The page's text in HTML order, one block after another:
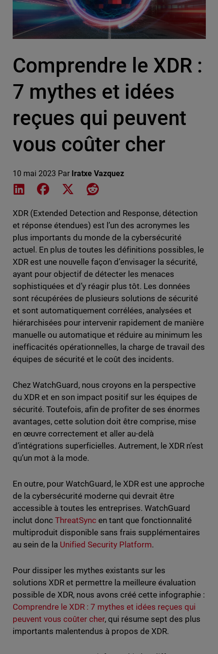
Comprendre le XDR :
7 mythes et idées
reçues qui peuvent
vous coûter cher
10 mai 2023 Par Iratxe Vazquez
Share on LinkedIn
Share on Facebook
Share on XShare on Reddit
XDR (Extended Detection and Response, détection
et réponse étendues) est l’un des acronymes les
plus importants du monde de la cybersécurité
actuel. En plus de toutes les définitions possibles, le
XDR est une nouvelle façon d’envisager la sécurité,
ayant pour objectif de détecter les menaces
sophistiquées et d’y réagir plus tôt. Les données
sont récupérées de plusieurs solutions de sécurité
et sont automatiquement corrélées, analysées et
hiérarchisées pour intervenir rapidement de manière
manuelle ou automatique et réduire au minimum les
inefficacités opérationnelles, la charge de travail des
équipes de sécurité et le coût des incidents.
Chez WatchGuard, nous croyons en la perspective
du XDR et en son impact positif sur les équipes de
sécurité. Toutefois, afin de profiter de ses énormes
avantages, cette solution doit être comprise, mise
en œuvre correctement et aller au-delà
d’intégrations superficielles. Autrement, le XDR n’est
qu’un mot à la mode.
En outre, pour WatchGuard, le XDR est une approche
de la cybersécurité moderne qui devrait être
accessible à toutes les entreprises. WatchGuard
inclut donc ThreatSync en tant que fonctionnalité
multiproduit disponible sans frais supplémentaires
au sein de la Unified Security Platform.
Pour dissiper les mythes existants sur les
solutions XDR et permettre la meilleure évaluation
possible de XDR, nous avons créé cette infographie :
Comprendre le XDR : 7 mythes et idées reçues qui
peuvent vous coûter cher, qui résume sept des plus
importants malentendus à propos de XDR.